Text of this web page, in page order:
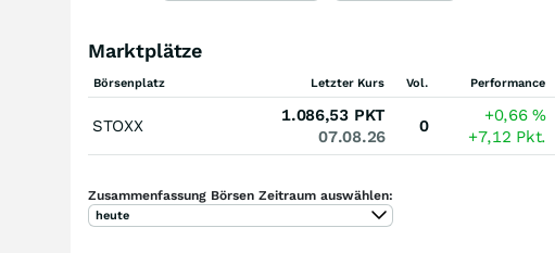
Marktplätze
Börsenplatz Letzter Kurs Vol. Performance
STOXX
1.086,53 PKT
07.08.26
0
+0,66%
+7,12 Pkt.
Zusammenfassung Börsen Zeitraum auswählen:
heute